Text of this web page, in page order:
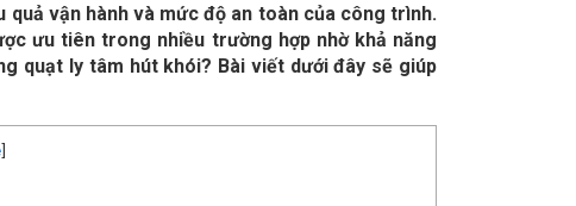
vận hành và mức độ an toàn của công trình.
ưu tiên trong nhiều trường hợp nhờ khả năng
quạt ly tâm hút khói? Bài viết dưới đây sẽ giúp
]